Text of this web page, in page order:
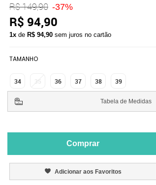
R$ 149,90 -37%
R$ 94,90
1xde R$ 94,90 sem juros no cartão
TAMANHO
34 36 37 38 39
Tabela de Medidas
Comprar
Adicionar aos Favoritos